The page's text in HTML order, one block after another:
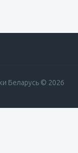
Беларусь © 2026